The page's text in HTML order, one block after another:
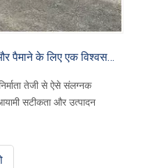
आरटीएम रोबोट हाउसिंग: परिशुद्धता और पैमाने के लिए एक विश्वसनीय विनिर्माण समाधान
तेजी से ऐसे संलग्नक
सटीकता और उत्पादन